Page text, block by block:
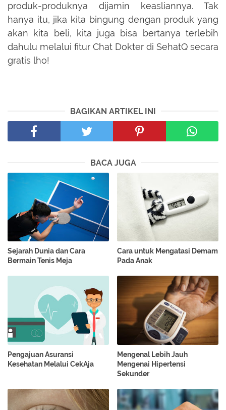
produk-produknya dijamin keasliannya. Tak
hanya itu, jika kita bingung dengan produk yang
akan kita beli, kita juga bisa bertanya terlebih
dahulu melalui fitur Chat Dokter di SehatQ secara
gratis lho!
BAGIKAN ARTIKEL INI
BACA JUGA
Sejarah Dunia dan Cara
Bermain Tenis Meja
Cara untuk Mengatasi Demam
Pada Anak
Pengajuan Asuransi
Kesehatan Melalui CekAja
Mengenal Lebih Jauh
Mengenai Hipertensi
Sekunder